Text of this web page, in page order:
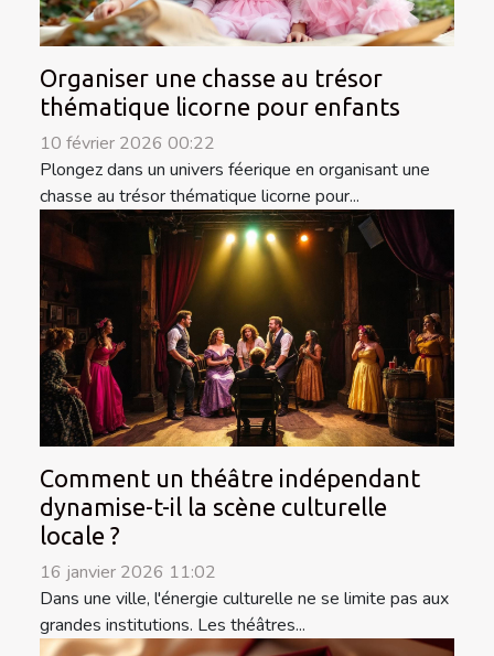
Organiser une chasse au trésor
thématique licorne pour enfants
10 février 2026 00:22
Plongez dans un univers féerique en organisant une
chasse au trésor thématique licorne pour...
Comment un théâtre indépendant
dynamise-t-il la scène culturelle
locale ?
16 janvier 2026 11:02
Dans une ville, l'énergie culturelle ne se limite pas aux
grandes institutions. Les théâtres...